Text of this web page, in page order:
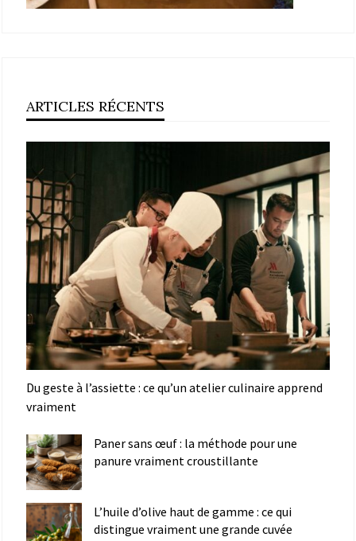
ARTICLES RÉCENTS
Du geste à l’assiette : ce qu’un atelier culinaire apprend
vraiment
Paner sans œuf : la méthode pour une
panure vraiment croustillante
L’huile d’olive haut de gamme : ce qui
distingue vraiment une grande cuvée